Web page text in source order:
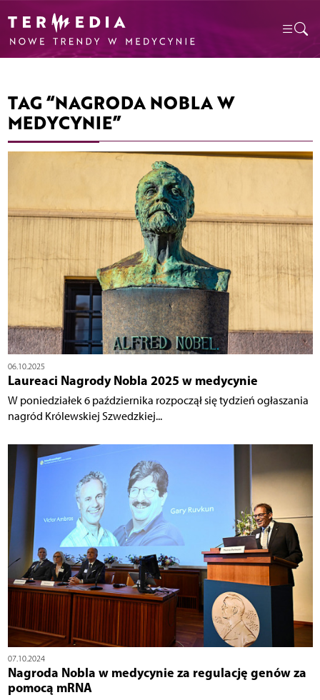
TAG “NAGRODA NOBLA W
MEDYCYNIE”
06.10.2025
Laureaci Nagrody Nobla 2025 w medycynie
W poniedziałek 6 października rozpoczął się tydzień ogłaszania
nagród Królewskiej Szwedzkiej...
07.10.2024
Nagroda Nobla w medycynie za regulację genów za
pomocą mRNA